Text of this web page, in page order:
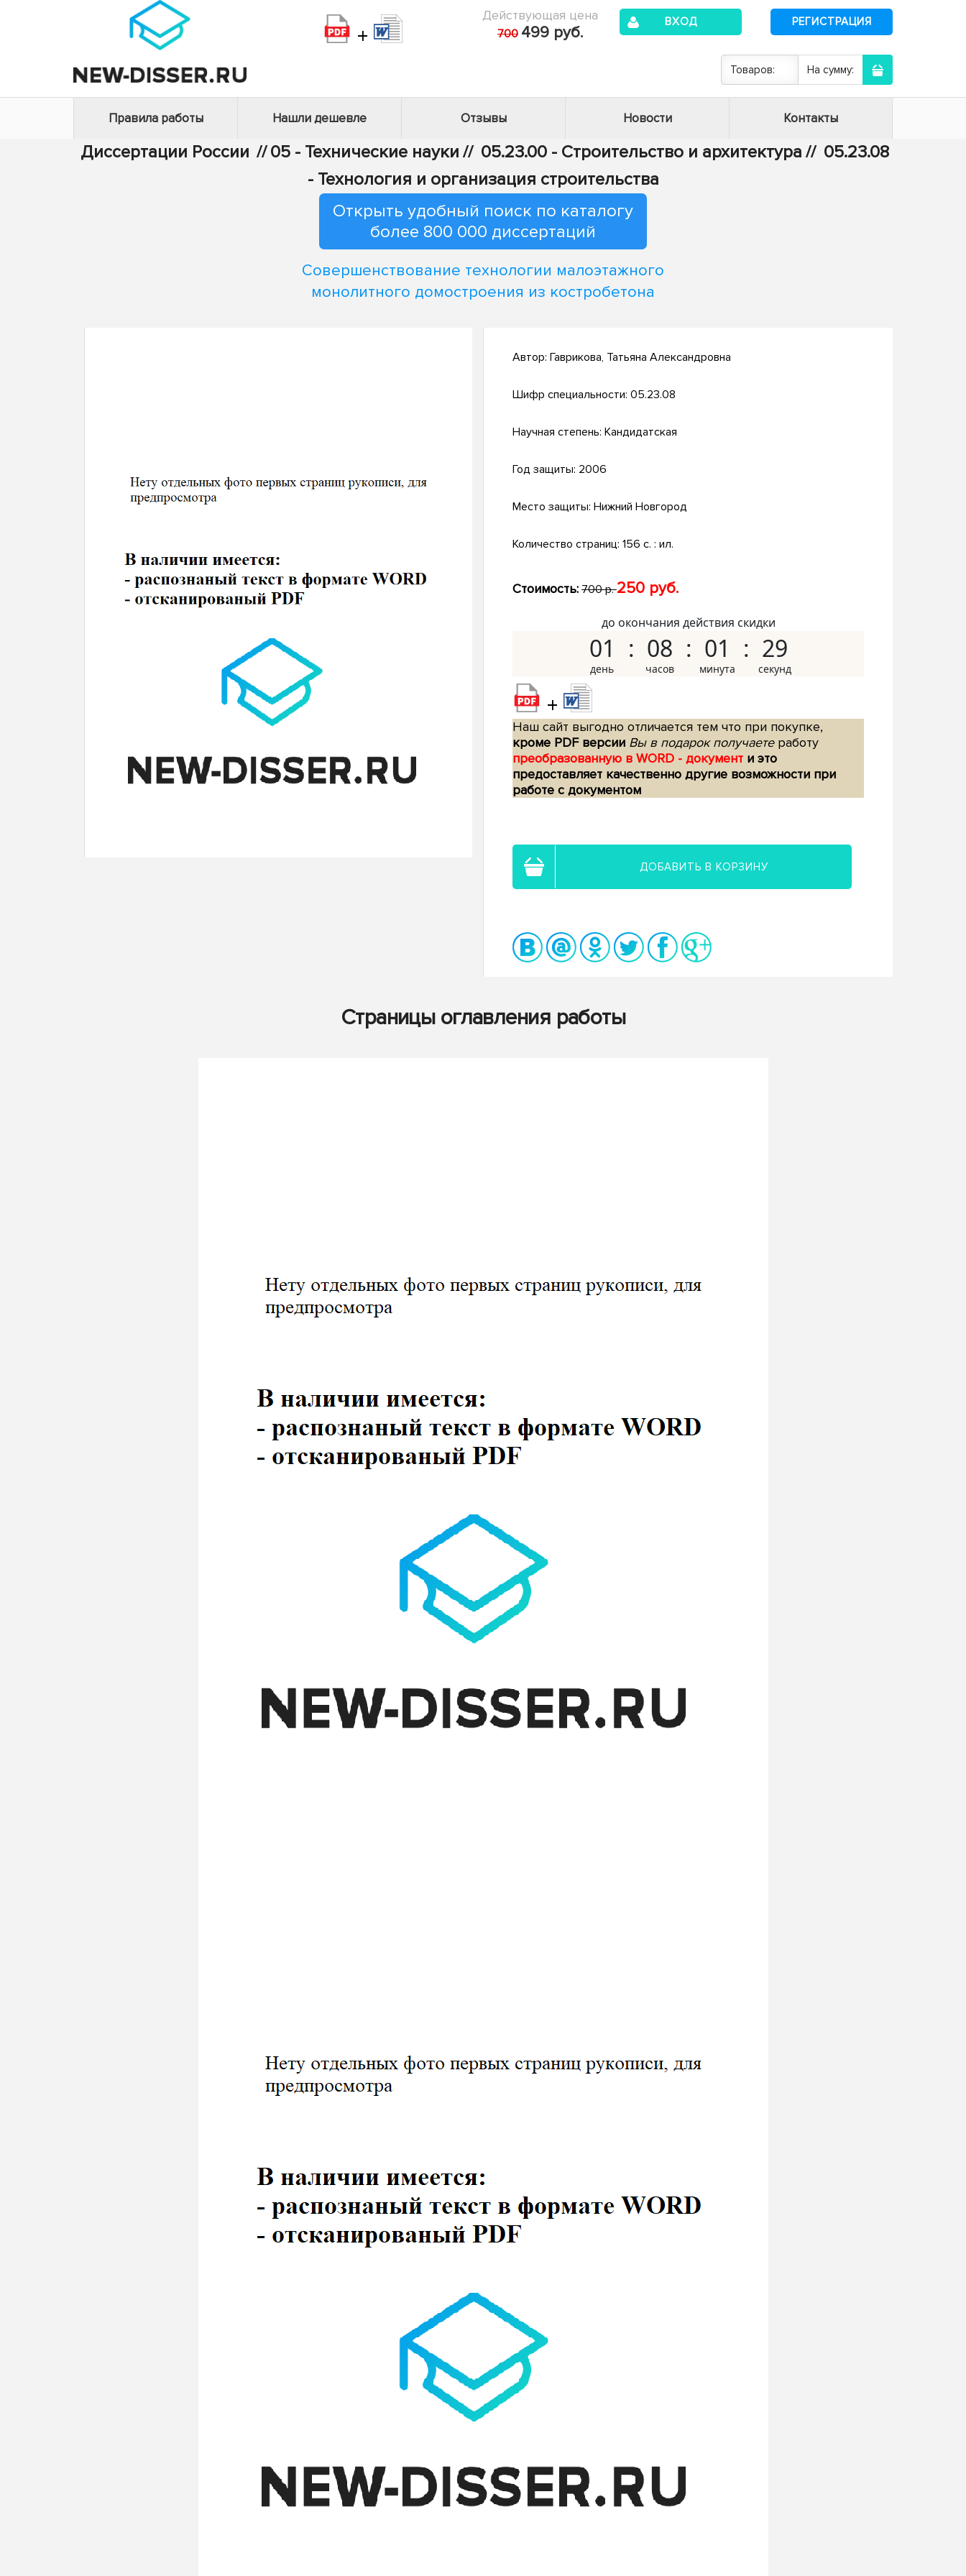
+
Действующая цена
700 499 руб.
ВХОД РЕГИСТРАЦИЯ
Товаров: На сумму:
Правила работы Нашли дешевле Отзывы Новости Контакты
Диссертации России // 05 - Технические науки // 05.23.00 - Строительство и архитектура // 05.23.08
- Технология и организация строительства
Открыть удобный поиск по каталогу
более 800 000 диссертаций
Совершенствование технологии малоэтажного
монолитного домостроения из костробетона
Автор: Гаврикова, Татьяна Александровна
Шифр специальности: 05.23.08
Научная степень: Кандидатская
Год защиты: 2006
Место защиты: Нижний Новгород
Количество страниц: 156 с. : ил.
Стоимость: 700 р.250 руб.
до окончания действия скидки
01 08 01 28
+
Наш сайт выгодно отличается тем что при покупке,
кроме PDF версии Вы в подарок получаетеработу
преобразованную в WORD - документ и это
предоставляет качественно другие возможности при
работе с документом
ДОБАВИТЬ В КОРЗИНУ
Страницы оглавления работы